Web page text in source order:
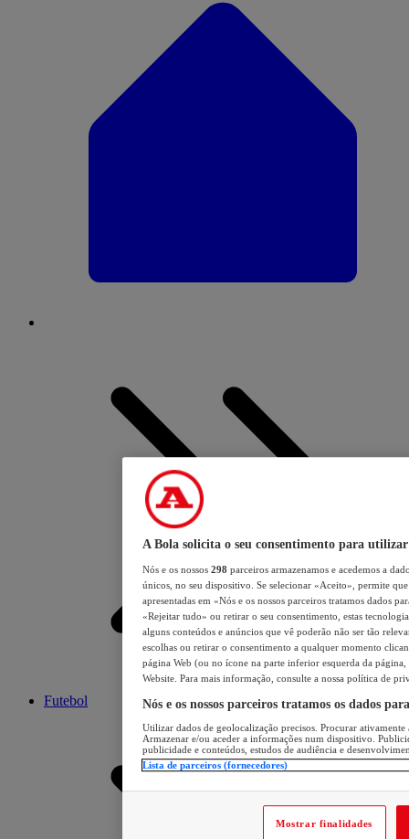
Futebol
A Bola solicita o seu consentimento para utilizar
Nós e os nossos 298 parceiros armazenamos e acedemos a
únicos, no seu dispositivo. Se selecionar «Aceito», permite
apresentadas em «Nós e os nossos parceiros tratamos dados
«Rejeitar tudo» ou retirar o seu consentimento, estas
alguns conteúdos e anúncios que vê poderão não ser tão
escolhas ou retirar o consentimento a qualquer momento
página Web (ou no ícone na parte inferior esquerda da página,
Website. Para mais informação, consulte a nossa política de
Nós e os nossos parceiros tratamos os dados
Utilizar dados de geolocalização precisos. Procurar
Armazenar e/ou aceder a informações num dispositivo.
publicidade e conteúdos, estudos de audiência e
Lista de parceiros (fornecedores)
Mostrar finalidades